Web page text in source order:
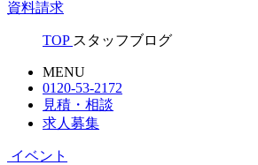
資料請求
TOP スタッフブログ
MENU
0120-53-2172
見積・相談
求人募集
イベント